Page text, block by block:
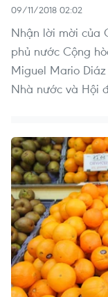
09/11/2018 02:02
Nhận lời mời của
phủ nước Cộng
Miguel Mario
Nhà nước và Hội